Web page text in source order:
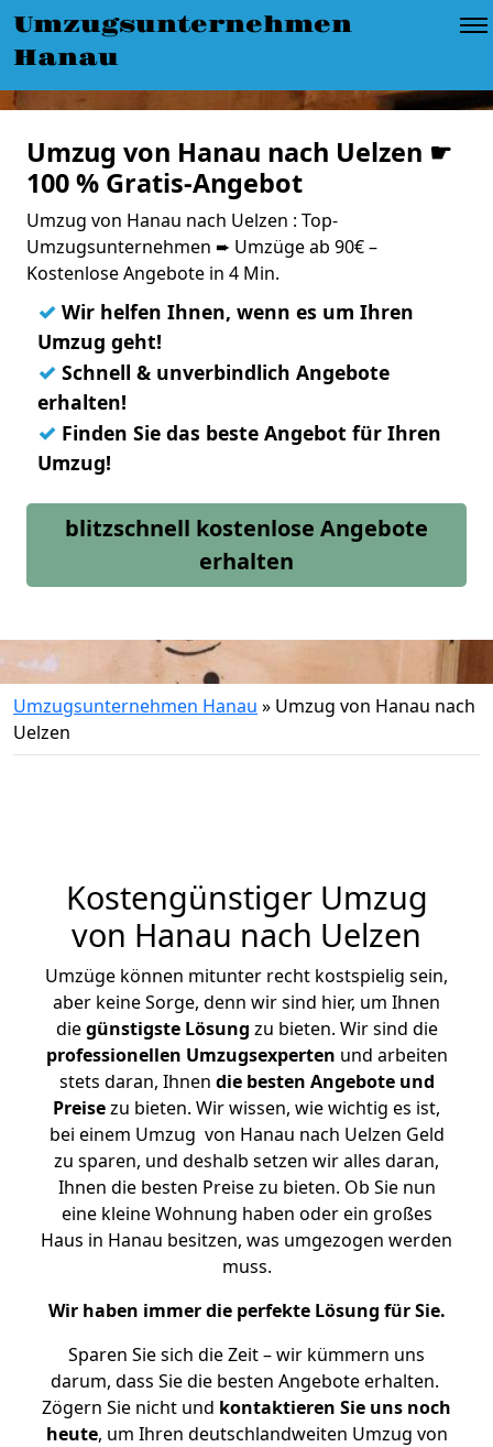
Umzugsunternehmen
Hanau
Umzug von Hanau nach Uelzen ☛
100 % Gratis-Angebot
Umzug von Hanau nach Uelzen : Top-
Umzugsunternehmen ➨ Umzüge ab 90€ –
Kostenlose Angebote in 4 Min.
✓ Wir helfen Ihnen, wenn es um Ihren
Umzug geht!
✓ Schnell & unverbindlich Angebote
erhalten!
✓ Finden Sie das beste Angebot für Ihren
Umzug!
blitzschnell kostenlose Angebote
erhalten
Umzugsunternehmen Hanau » Umzug von Hanau nach
Uelzen
Kostengünstiger Umzug
von Hanau nach Uelzen
Umzüge können mitunter recht kostspielig sein,
aber keine Sorge, denn wir sind hier, um Ihnen
diegünstigste Lösung zu bieten. Wir sind die
professionellen Umzugsexperten und arbeiten
stets daran, Ihnen die besten Angebote und
Preisezu bieten. Wir wissen, wie wichtig es ist,
bei einem Umzug von Hanau nach Uelzen Geld
zu sparen, und deshalb setzen wir alles daran,
Ihnen die besten Preise zu bieten. Ob Sie nun
eine kleine Wohnung haben oder ein großes
Haus in Hanau besitzen, was umgezogen werden
muss.
Wir haben immer die perfekte Lösung für Sie.
Sparen Sie sich die Zeit – wir kümmern uns
darum, dass Sie die besten Angebote erhalten.
Zögern Sie nicht und kontaktieren Sie uns noch
heute, um Ihren deutschlandweiten Umzug von